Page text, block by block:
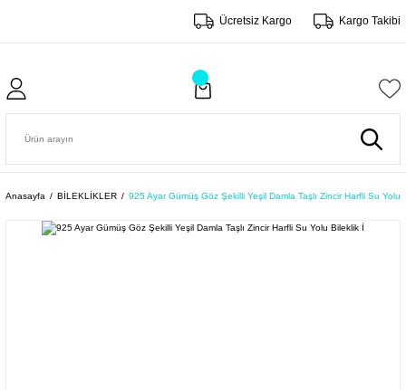
Ücretsiz Kargo Kargo Takibi
Anasayfa BİLEKLİKLER 925 Ayar Gümüş Göz Şekilli Yeşil Damla Taşlı Zincir Harfli Su Yolu